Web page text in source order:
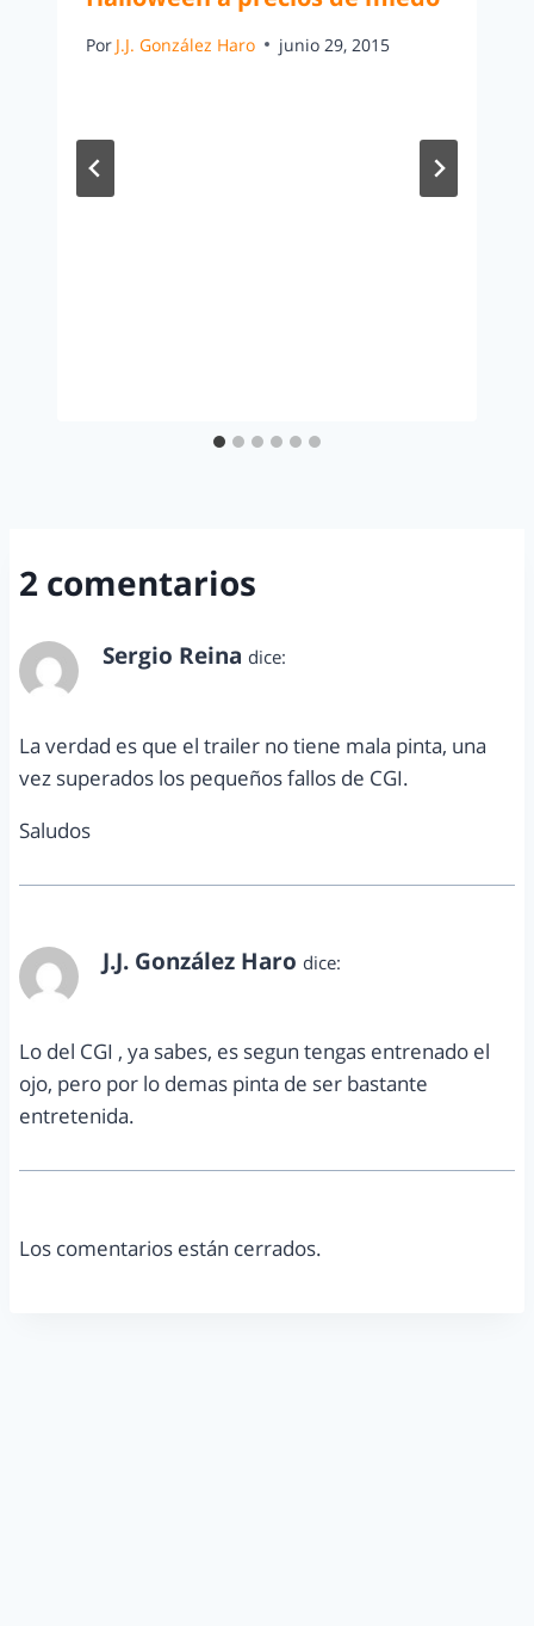
Por J.J. González Haro junio 29, 2015
2 comentarios
Sergio Reina dice:
La verdad es que el trailer no tiene mala pinta, una
vez superados los pequeños fallos de CGI.
Saludos
J.J. González Haro dice:
Lo del CGI , ya sabes, es segun tengas entrenado el
ojo, pero por lo demas pinta de ser bastante
entretenida.
Los comentarios están cerrados.